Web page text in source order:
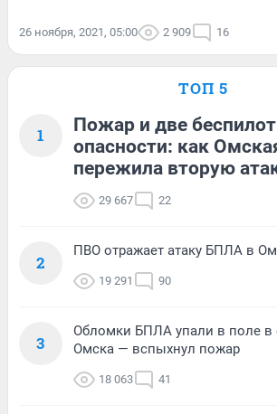
26 ноября, 2021, 05:00 2 909 16
ТОП 5
1
Пожар и две
опасности: как
пережила вторую
29 667 22
2
ПВО отражает атаку БПЛА в
19 291 90
3
Обломки БПЛА упали в поле в
Омска — вспыхнул пожар
18 063 41